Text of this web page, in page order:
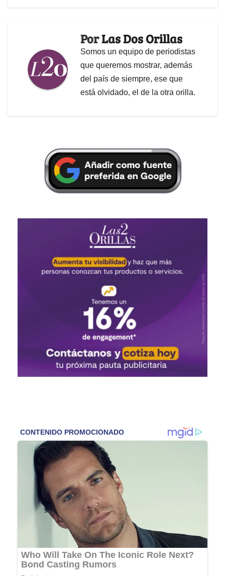
PorLas Dos Orillas
Somos un equipo de periodistas
que queremos mostrar, además
del país de siempre, ese que
está olvidado, el de la otra orilla.